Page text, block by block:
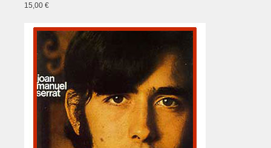
15,00 €